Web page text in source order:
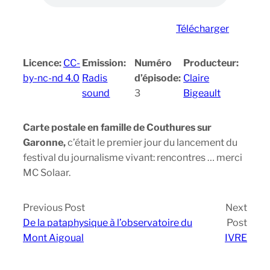
Télécharger
Licence: CC-
by-nc-nd 4.0
Emission:
Radis
sound
Numéro
d’épisode:
3
Producteur:
Claire
Bigeault
Carte postale en famille de Couthures sur
Garonne,c’était le premier jour du lancement du
festival du journalisme vivant: rencontres … merci
MC Solaar.
Previous Post
De la pataphysique à l’observatoire du
Mont Aigoual
Next
Post
IVRE